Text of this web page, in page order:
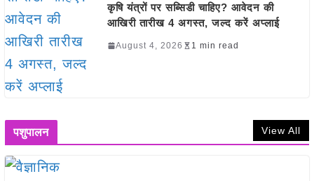
कृषि यंत्रों पर सब्सिडी चाहिए? आवेदन की
आखिरी तारीख 4 अगस्त, जल्द करें अप्लाई
August 4, 2026 1 min read
पशुपालन View All